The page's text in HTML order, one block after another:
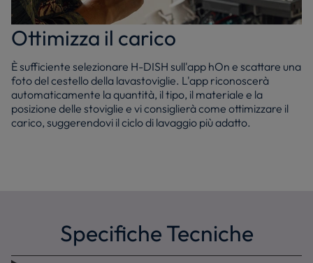
Ottimizza il carico
È sufficiente selezionare H-DISH sull'app hOn e scattare una
foto del cestello della lavastoviglie. L'app riconoscerà
automaticamente la quantità, il tipo, il materiale e la
posizione delle stoviglie e vi consiglierà come ottimizzare il
carico, suggerendovi il ciclo di lavaggio più adatto.
Specifiche Tecniche